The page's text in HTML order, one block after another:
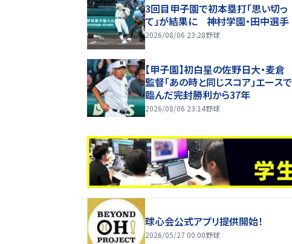
3回目甲子園で初本塁打「思い切っ
て」が結果に 神村学園・田中選手
2026/08/06 23:28野球
【甲子園】初白星の佐野日大・麦倉
監督「あの時と同じスコア」エースで
臨んだ完封勝利から37年
2026/08/06 23:14野球
球心会公式アプリ提供開始！
2026/05/27 00:00野球